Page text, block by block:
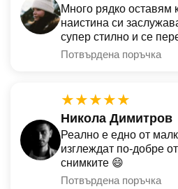
Много рядко оставям
наистина си
супер стилно и се
Потвърдена поръчка
★★★★★
Никола Димитров
Реално е едно от
изглеждат по-добре
снимките 😄
Потвърдена поръчка